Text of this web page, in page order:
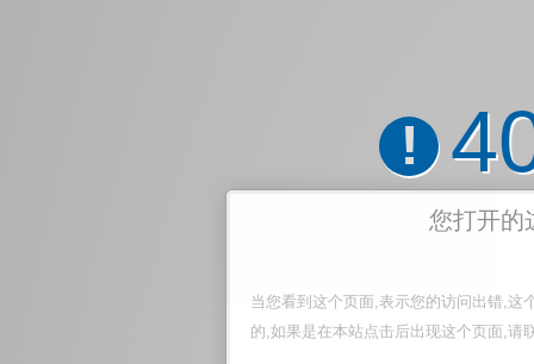
!
您打开的
当您看到这个页面,表示您的访问出错,这
的,如果是在本站点击后出现这个页面,请